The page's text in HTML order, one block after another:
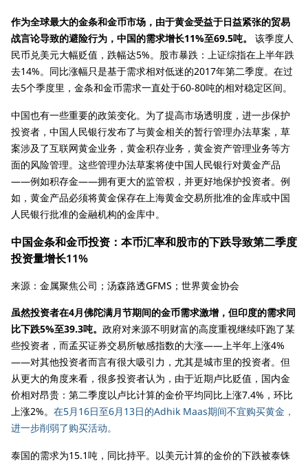
作为全球最大的金条和金币市场，由于黄金受益于日益紧张的贸易
战言论导致的避险行为，中国的需求增长11%至69.5吨。
该季度人
民币兑美元大幅贬值，跌幅达5%。股市暴跌：上证综指在上半年跌
去14%。同比涨幅只是基于需求相对低迷的2017年第二季度。在过
去5个季度里，金条和金币需求一直处于60-80吨的相对稳定区间。
中国也有一些重要的政策变化。为了提高市场透明度，进一步保护
投资者，中国人民银行发布了与黄金相关的暂行管理办法草案，草
案涉及了互联网黄金业务，黄金积存业务，黄金资产管理业务等方
面的风险管理。这些管理办法草案将使中国人民银行对黄金产品
——例如积存金——拥有更大的监管权，并更好地保护投资者。例
如，黄金产品必须将黄金保存在上海黄金交易所批准的金库或中国
人民银行批准的金融机构的金库中。
中国金条和金币投资：本币汇率和股市的下跌导致第二季度
投资量增长11%
来源：金属聚焦公司；汤森路透GFMS；世界黄金协会
虽然投资者在4月佛陀满月节期间的金币需求激增，但印度的需求同
比下跌5%至39.3吨。 政府对来源不明财富的高度重视继续吓跑了某
些投资者，而孟买证券交易所敏感指数的大涨——上半年上涨4%
——对其他投资者而言有很大吸引力，尤其是城市里的投资者。但
从更大的角度来看，很多投资者认为，由于近期卢比贬值，国内金
价相对昂贵：第二季度以卢比计算的金价平均同比上涨7.4%，环比
上涨2%。 在5月16日至6月13日的Adhik Maas期间不宜购买黄金，
进一步削弱了购买活动。
泰国的需求为15.1吨，同比持平。以美元计算的金价的下跌被泰铢